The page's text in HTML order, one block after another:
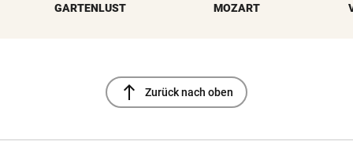
GARTENLUST MOZART
north Zurück nach oben